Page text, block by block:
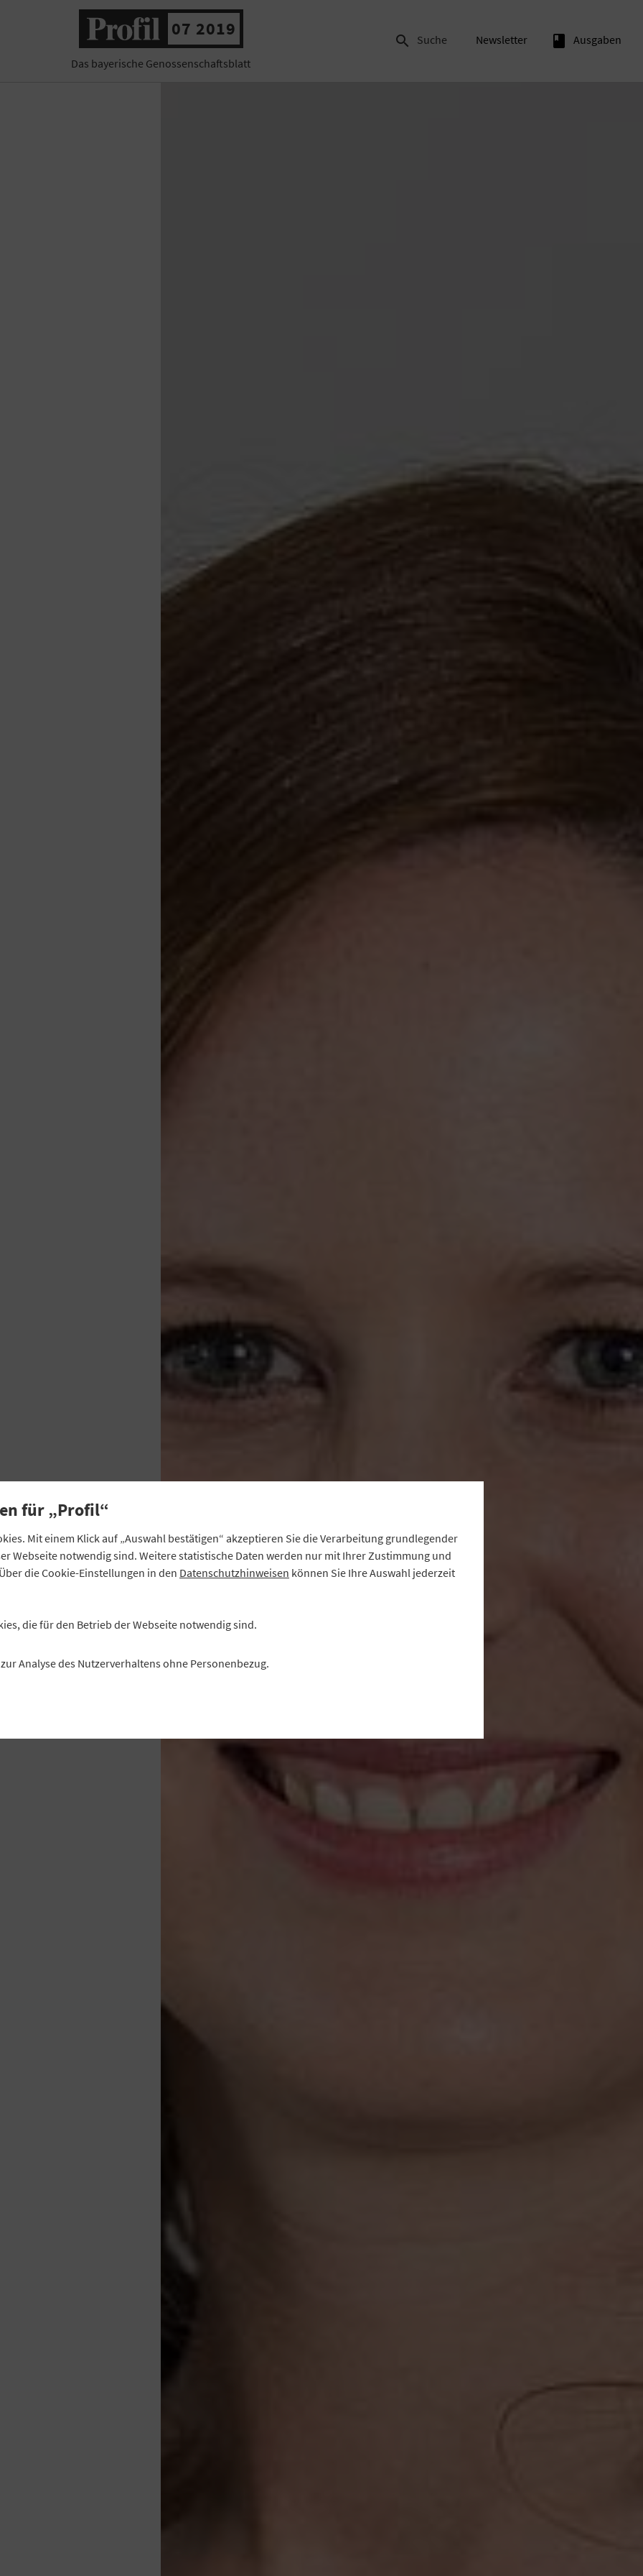
07 2019
Das bayerische Genossenschaftsblatt
 Suche Newsletter book Ausgaben
Arbeitswelt
haben
für „Profil“
Mit einem Klick auf „Auswahl bestätigen“ akzeptieren Sie die Verarbeitung grundlegender
Webseite notwendig sind. Weitere statistische Daten werden nur mit Ihrer Zustimmung und
die Cookie-Einstellungen in den Datenschutzhinweisen können Sie Ihre Auswahl jederzeit
die für den Betrieb der Webseite notwendig sind.
Analyse des Nutzerverhaltens ohne Personenbezug.